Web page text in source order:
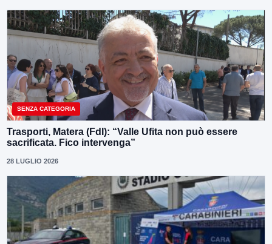
SENZA CATEGORIA
Trasporti, Matera (FdI): “Valle Ufita non può essere
sacrificata. Fico intervenga”
28 LUGLIO 2026